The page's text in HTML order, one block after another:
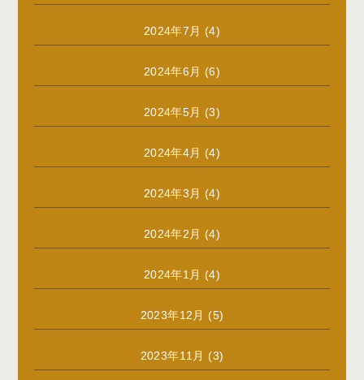
2024年7月 (4)
2024年6月 (6)
2024年5月 (3)
2024年4月 (4)
2024年3月 (4)
2024年2月 (4)
2024年1月 (4)
2023年12月 (5)
2023年11月 (3)